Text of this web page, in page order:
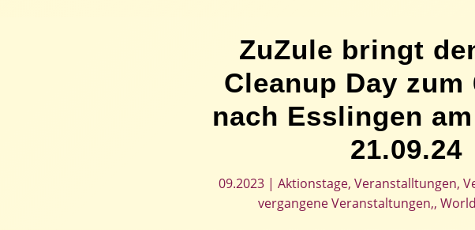
ZuZule bringt
Cleanup Day zum
nach Esslingen
21.09.24
09.2023| Aktionstage, Veranstalltungen,
vergangene Veranstaltungen,,